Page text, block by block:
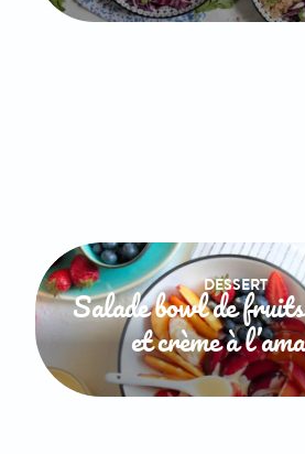
DESSERT
Salade bowl de
et crème à